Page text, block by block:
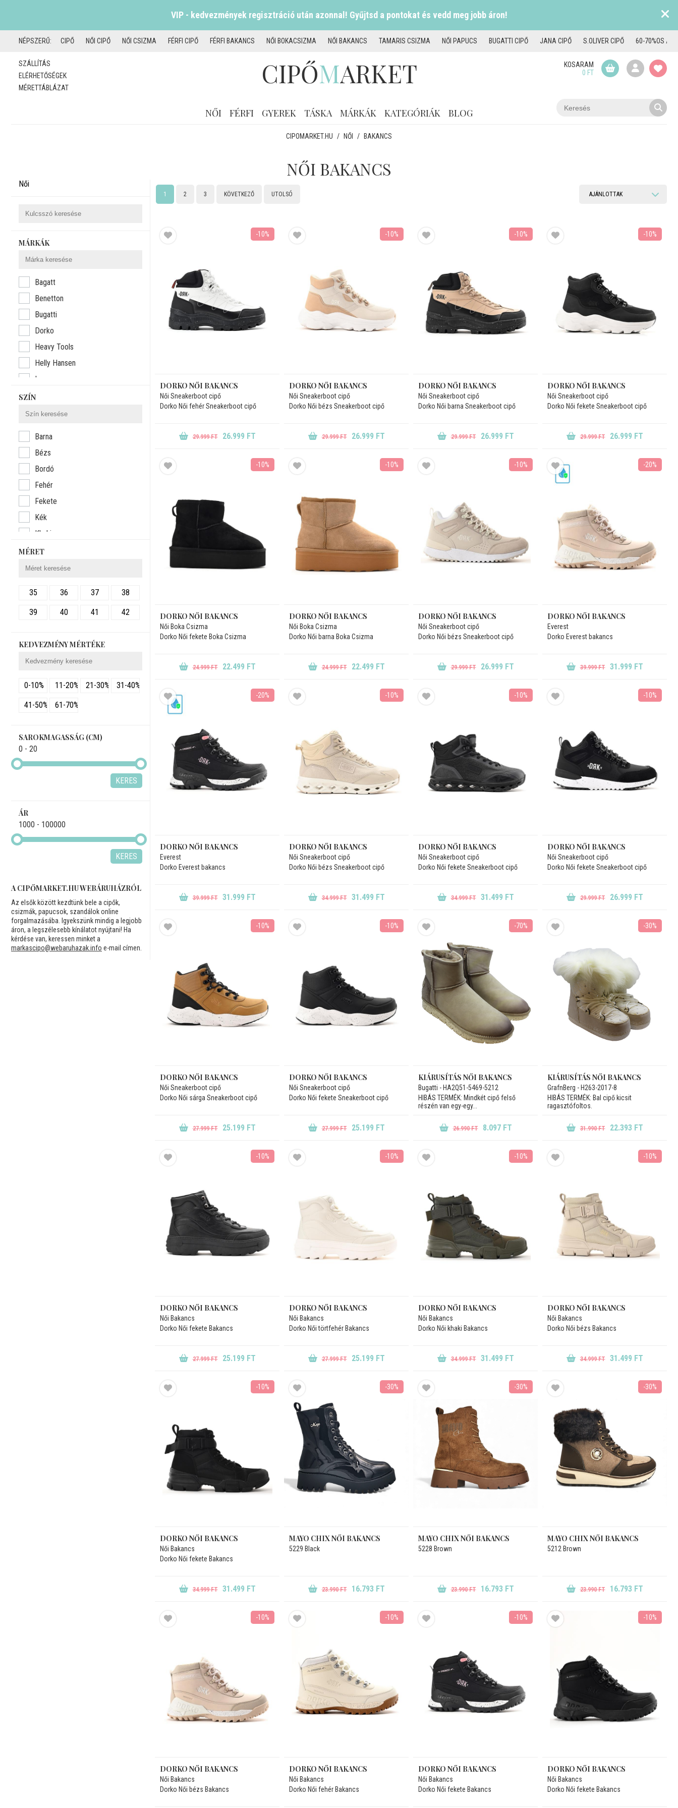
VIP - kedvezmények regisztráció után azonnal! Gyűjtsd a pontokat és vedd meg jobb áron!
NÉPSZERŰ: CIPŐ NŐI CIPŐ NŐI CSIZMA FÉRFI CIPŐ FÉRFI BAKANCS NŐI BOKACSIZMA NŐI BAKANCS TAMARIS CSIZMA NŐI PAPUCS BUGATTI CIPŐ JANA CIPŐ S.OLIVER CIPŐ 60-70%OS
SZÁLLÍTÁS
ELÉRHETŐSÉGEK
MÉRETTÁBLÁZAT
NŐI FÉRFI GYEREK TÁSKA MÁRKÁK KATEGÓRIÁK BLOG
KOSARAM
0 FT
CIPŐMARKET
CIPOMARKET.HU / NŐI / BAKANCS
NŐI BAKANCS
Női
MÁRKÁK
Bagatt
Benetton
Bugatti
Dorko
Heavy Tools
Helly Hansen
Imac
Kiárusítás
Mayo Chix
SZÍN
Barna
Bézs
Bordó
Fehér
Fekete
Kék
Khaki
Piros
Rózsaszín
Szürke
Törtfehér
MÉRET
35 36 37 38
39 40 41 42
KEDVEZMÉNY MÉRTÉKE
0-10% 11-20% 21-30% 31-40%
41-50% 61-70%
SAROKMAGASSÁG (CM)
0 - 20
KERES
ÁR
1000 - 100000
KERES
A CIPŐMARKET.HU WEBÁRUHÁZRÓL
Az elsők között kezdtünk bele a cipők,
csizmák, papucsok, szandálok online
forgalmazásába. Igyekszünk mindig a legjobb
áron, a legszélesebb kínálatot nyújtani! Ha
kérdése van, keressen minket a
markascipo@webaruhazak.info e-mail címen.
1 2 3 KÖVETKEZŐ UTOLSÓ
-10%
DORKO NŐI BAKANCS
Női Sneakerboot cipő
Dorko Női fehér Sneakerboot cipő
29.999 FT 26.999 FT
-10%
DORKO NŐI BAKANCS
Női Sneakerboot cipő
Dorko Női bézs Sneakerboot cipő
29.999 FT 26.999 FT
-10%
DORKO NŐI BAKANCS
Női Sneakerboot cipő
Dorko Női barna Sneakerboot cipő
29.999 FT 26.999 FT
-10%
DORKO NŐI BAKANCS
Női Sneakerboot cipő
Dorko Női fekete Sneakerboot cipő
29.999 FT 26.999 FT
-10%
DORKO NŐI BAKANCS
Női Boka Csizma
Dorko Női fekete Boka Csizma
24.999 FT 22.499 FT
-10%
DORKO NŐI BAKANCS
Női Boka Csizma
Dorko Női barna Boka Csizma
24.999 FT 22.499 FT
-10%
DORKO NŐI BAKANCS
Női Sneakerboot cipő
Dorko Női bézs Sneakerboot cipő
29.999 FT 26.999 FT
-20%
DORKO NŐI BAKANCS
Everest
Dorko Everest bakancs
39.999 FT 31.999 FT
-20%
DORKO NŐI BAKANCS
Everest
Dorko Everest bakancs
39.999 FT 31.999 FT
-10%
DORKO NŐI BAKANCS
Női Sneakerboot cipő
Dorko Női bézs Sneakerboot cipő
34.999 FT 31.499 FT
-10%
DORKO NŐI BAKANCS
Női Sneakerboot cipő
Dorko Női fekete Sneakerboot cipő
34.999 FT 31.499 FT
-10%
DORKO NŐI BAKANCS
Női Sneakerboot cipő
Dorko Női fekete Sneakerboot cipő
29.999 FT 26.999 FT
-10%
DORKO NŐI BAKANCS
Női Sneakerboot cipő
Dorko Női sárga Sneakerboot cipő
27.999 FT 25.199 FT
-10%
DORKO NŐI BAKANCS
Női Sneakerboot cipő
Dorko Női fekete Sneakerboot cipő
27.999 FT 25.199 FT
-70%
KIÁRUSÍTÁS NŐI BAKANCS
Bugatti - HA2Q51-5469-5212
HIBÁS TERMÉK: Mindkét cipő felső
részén van egy-egy...
26.990 FT 8.097 FT
-30%
KIÁRUSÍTÁS NŐI BAKANCS
GrafnBerg - H263-2017-8
HIBÁS TERMÉK: Bal cipő kicsit
ragasztófoltos.
31.990 FT 22.393 FT
-10%
DORKO NŐI BAKANCS
Női Bakancs
Dorko Női fekete Bakancs
27.999 FT 25.199 FT
-10%
DORKO NŐI BAKANCS
Női Bakancs
Dorko Női törtfehér Bakancs
27.999 FT 25.199 FT
-10%
DORKO NŐI BAKANCS
Női Bakancs
Dorko Női khaki Bakancs
34.999 FT 31.499 FT
-10%
DORKO NŐI BAKANCS
Női Bakancs
Dorko Női bézs Bakancs
34.999 FT 31.499 FT
-10%
DORKO NŐI BAKANCS
Női Bakancs
Dorko Női fekete Bakancs
34.999 FT 31.499 FT
-30%
MAYO CHIX NŐI BAKANCS
5229 Black
23.990 FT 16.793 FT
-30%
MAYO CHIX NŐI BAKANCS
5228 Brown
23.990 FT 16.793 FT
-30%
MAYO CHIX NŐI BAKANCS
5212 Brown
23.990 FT 16.793 FT
-10%
DORKO NŐI BAKANCS
Női Bakancs
Dorko Női bézs Bakancs
-10%
DORKO NŐI BAKANCS
Női Bakancs
Dorko Női fehér Bakancs
-10%
DORKO NŐI BAKANCS
Női Bakancs
Dorko Női fekete Bakancs
-10%
DORKO NŐI BAKANCS
Női Bakancs
Dorko Női fekete Bakancs